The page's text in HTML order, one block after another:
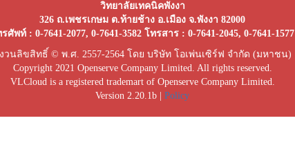
วิทยาลัยเทคนิคพังงา
326 ถ.เพชรเกษม ต.ท้ายช้าง อ.เมือง จ.พังงา 82000
รศัพท์ : 0-7641-2077, 0-7641-3582 โทรสาร : 0-7641-2045, 0-7641-1577
วนลิขสิทธิ์ © พ.ศ. 2557-2564 โดย บริษัท โอเพ่นเซิร์ฟ จำกัด (มหาชน)
Copyright 2021 Openserve Company Limited. All rights reserved.
VLCloud is a registered trademart of Openserve Company Limited.
Version 2.20.1b | Policy